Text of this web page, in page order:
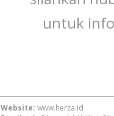
untuk
Website: www.herza.id